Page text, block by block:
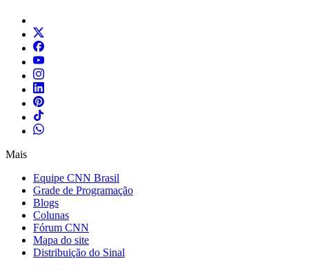
Mais
Equipe CNN Brasil
Grade de Programação
Blogs
Colunas
Fórum CNN
Mapa do site
Distribuição do Sinal